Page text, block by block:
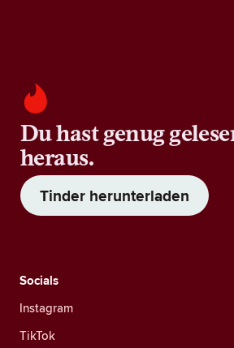
Du hast genug
heraus.
Tinder herunterladen
Socials
Instagram
TikTok